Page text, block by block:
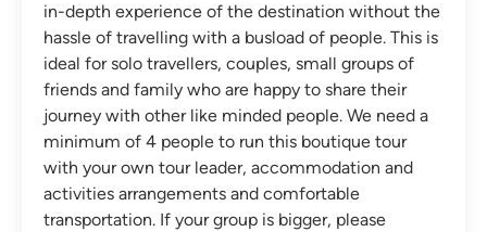
in-depth experience of the destination without the
hassle of travelling with a busload of people. This is
ideal for solo travellers, couples, small groups of
friends and family who are happy to share their
journey with other like minded people. We need a
minimum of 4 people to run this boutique tour
with your own tour leader, accommodation and
activities arrangements and comfortable
transportation. If your group is bigger, please